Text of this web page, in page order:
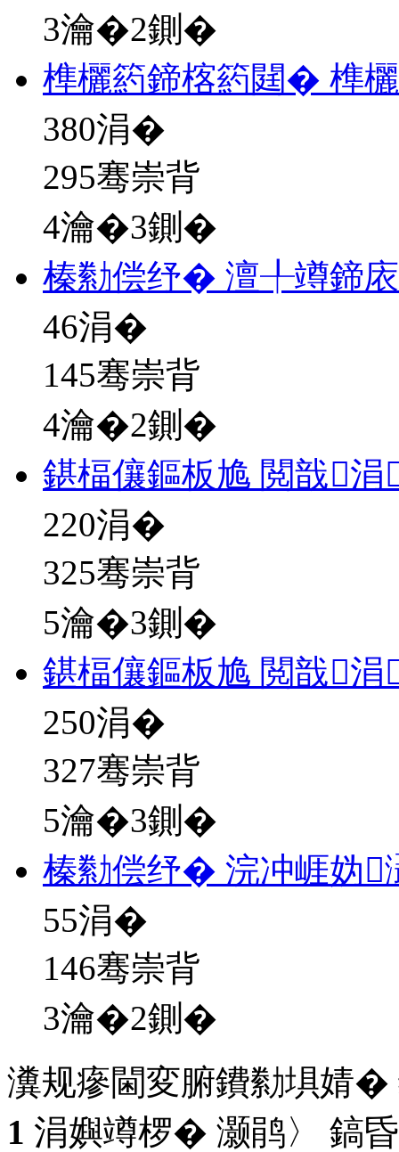
3瀹�2鍘�
榫欐箹鍗楁箹閮� 榫
380涓�
295骞崇背
4瀹�3鍘�
榛勬偿纾� 澶╀竴鍗
46涓�
145骞崇背
4瀹�2鍘�
鍖楅儴鏂板尯 閲戠
220涓�
325骞崇背
5瀹�3鍘�
鍖楅儴鏂板尯 閲戠
250涓�
327骞崇背
5瀹�3鍘�
榛勬偿纾� 浣冲崕妫
55涓�
146骞崇背
3瀹�2鍘�
瀵规瘮閫変腑鐨勬埧婧�
1 涓嬩竴椤� 灏鹃〉 鎬